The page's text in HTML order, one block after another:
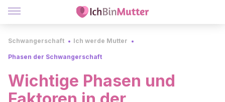
Schwangerschaft Ich werde Mutter
Phasen der Schwangerschaft
Wichtige Phasen und